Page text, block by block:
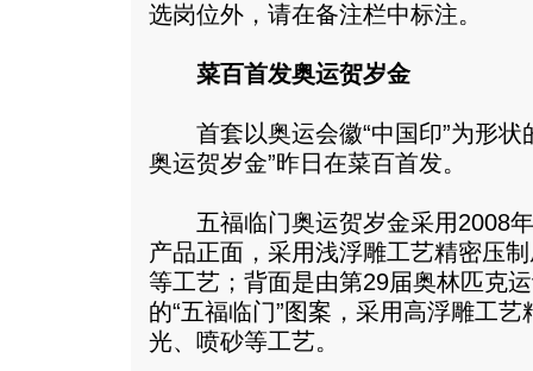
选岗位外，请在备注栏中标注。
菜百首发奥运贺岁金
首套以奥运会徽“中国印”为形状
奥运贺岁金”昨日在菜百首发。
五福临门奥运贺岁金采用2008年
产品正面，采用浅浮雕工艺精密压
等工艺；背面是由第29届奥林匹克
的“五福临门”图案，采用高浮雕工
光、喷砂等工艺。